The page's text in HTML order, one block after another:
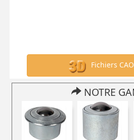
Fichiers
NOTRE